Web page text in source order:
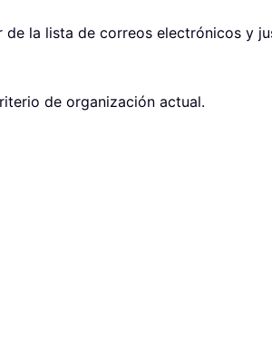
la lista de correos electrónicos y
de organización actual.